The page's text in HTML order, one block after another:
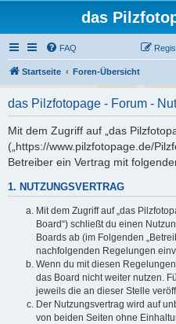
das
FAQ
Startseite Foren-Übersicht
das Pilzfotopage - Forum -
Mit dem Zugriff auf „das
(„https://www.pilzfotopage.de/
Betreiber ein Vertrag mit
1. NUTZUNGSVERTRAG
Mit dem Zugriff auf „das
Board“) schließt du einen
Boards ab (im Folgenden
nachfolgenden Regelungen
Wenn du mit diesen
das Board nicht weiter nutzen.
jeweils die an dieser Stelle
Der Nutzungsvertrag wird auf
von beiden Seiten ohne